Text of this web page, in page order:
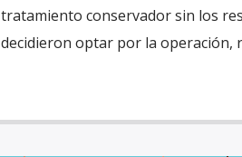
tratamiento conservador sin los
decidieron optar por la operación,